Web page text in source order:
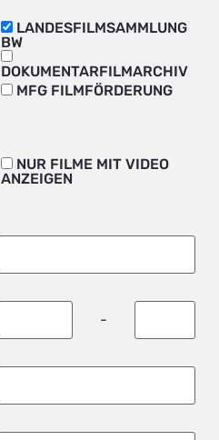
LANDESFILMSAMMLUNG
BW
DOKUMENTARFILMARCHIV
MFG FILMFÖRDERUNG
NUR FILME MIT VIDEO
ANZEIGEN
-